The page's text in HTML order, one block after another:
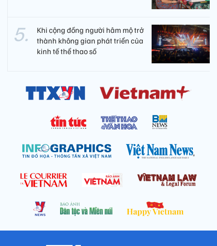
Khi cộng đồng người hâm mộ trở
thành không gian phát triển của
kinh tế thể thao số